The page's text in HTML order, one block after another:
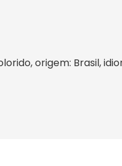
origem: Brasil,